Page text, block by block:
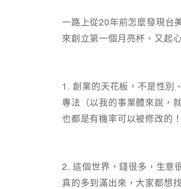
一路上從20年前怎麼發現台
來創立第一個月亮杯、又起
1. 創業的天花板，不是性別
專法（以我的事業體來說，
也都是有機率可以被修改的
2. 這個世界，錢很多，生意
真的多到滿出來，大家都想